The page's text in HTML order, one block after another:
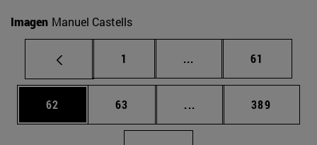
Imagen Manuel Castells
Página
1 ... Páginas intermedias
Página
61
Página
62 Página
63 ... Páginas intermedias
Página
389